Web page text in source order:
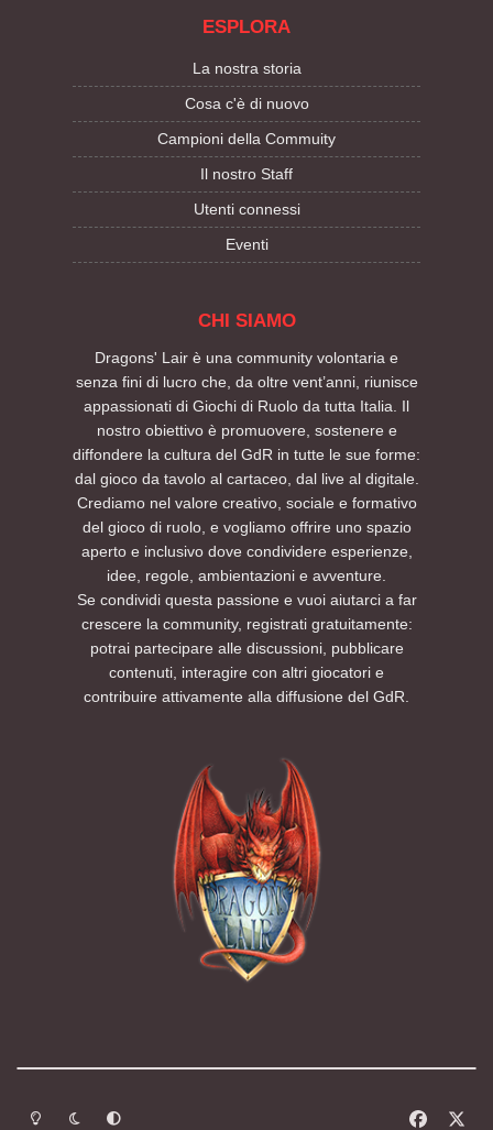
ESPLORA
La nostra storia
Cosa c'è di nuovo
Campioni della Commuity
Il nostro Staff
Utenti connessi
Eventi
CHI SIAMO
Dragons' Lair è una community volontaria e
senza fini di lucro che, da oltre vent’anni, riunisce
appassionati di Giochi di Ruolo da tutta Italia. Il
nostro obiettivo è promuovere, sostenere e
diffondere la cultura del GdR in tutte le sue forme:
dal gioco da tavolo al cartaceo, dal live al digitale.
Crediamo nel valore creativo, sociale e formativo
del gioco di ruolo, e vogliamo offrire uno spazio
aperto e inclusivo dove condividere esperienze,
idee, regole, ambientazioni e avventure.
Se condividi questa passione e vuoi aiutarci a far
crescere la community, registrati gratuitamente:
potrai partecipare alle discussioni, pubblicare
contenuti, interagire con altri giocatori e
contribuire attivamente alla diffusione del GdR.
Modalità chiara
Modalità scuraSegui la preferenza del sistema